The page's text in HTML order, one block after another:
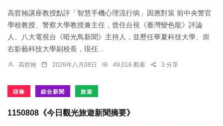
高哲翰講座教授點評「智慧手機心理流行病」因應對策 前中央警官
學校教授、警察大學教授兼主任，曾任台視《臺灣變色龍》評論
人、八大電視台《暗光鳥新聞》主持人，並歷任華夏科技大學、崇
右影藝科技大學副校長，現任...
高哲翰 2026年八月08日 49,016 觀看 3 分享
頭條 綜合新聞 旅遊
1150808《今日觀光旅遊新聞摘要》